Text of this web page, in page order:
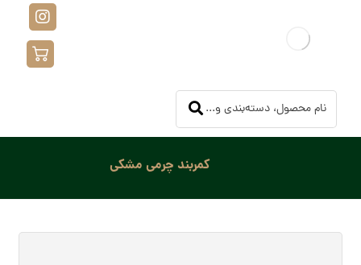
کمربند چرمی مشکی